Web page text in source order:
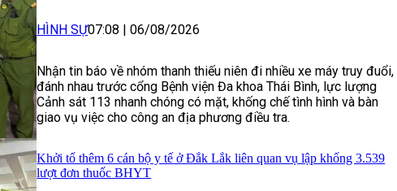
HÌNH SỰ07:08 06/08/2026
Nhận tin báo về nhóm thanh thiếu niên đi nhiều xe máy truy đuổi,
đánh nhau trước cổng Bệnh viện Đa khoa Thái Bình, lực lượng
Cảnh sát 113 nhanh chóng có mặt, khống chế tình hình và bàn
giao vụ việc cho công an địa phương điều tra.
Khởi tố thêm 6 cán bộ y tế ở Đắk Lắk liên quan vụ lập khống 3.539
lượt đơn thuốc BHYT